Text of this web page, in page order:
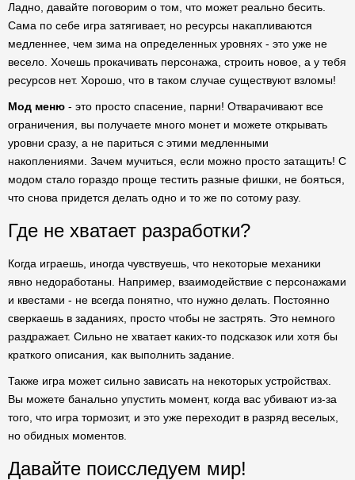
Ладно, давайте поговорим о том, что может реально бесить.
Сама по себе игра затягивает, но ресурсы накапливаются
медленнее, чем зима на определенных уровнях - это уже не
весело. Хочешь прокачивать персонажа, строить новое, а у тебя
ресурсов нет. Хорошо, что в таком случае существуют взломы!
Мод меню - это просто спасение, парни! Отварачивают все
ограничения, вы получаете много монет и можете открывать
уровни сразу, а не париться с этими медленными
накоплениями. Зачем мучиться, если можно просто затащить! С
модом стало гораздо проще тестить разные фишки, не бояться,
что снова придется делать одно и то же по сотому разу.
Где не хватает разработки?
Когда играешь, иногда чувствуешь, что некоторые механики
явно недоработаны. Например, взаимодействие с персонажами
и квестами - не всегда понятно, что нужно делать. Постоянно
сверкаешь в заданиях, просто чтобы не застрять. Это немного
раздражает. Сильно не хватает каких-то подсказок или хотя бы
краткого описания, как выполнить задание.
Также игра может сильно зависать на некоторых устройствах.
Вы можете банально упустить момент, когда вас убивают из-за
того, что игра тормозит, и это уже переходит в разряд веселых,
но обидных моментов.
Давайте поисследуем мир!